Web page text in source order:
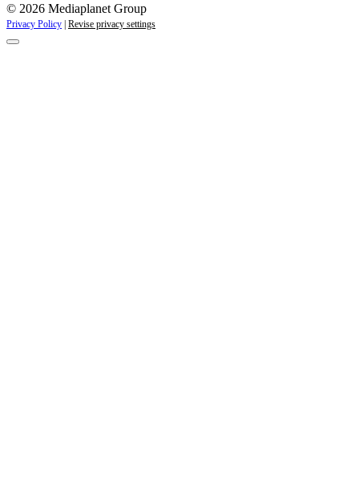
© 2026 Mediaplanet Group
Privacy Policy | Revise privacy settings